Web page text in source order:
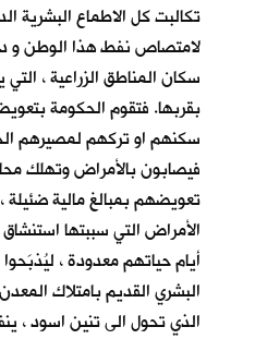
تكالبت كل الاطماع البشرية
لامتصاص نفط هذا الوطن و
سكان المناطق الزراعية ،
بقربها. فتقوم الحكومة
سكنهم او تركهم لمصيرهم
فيصابون بالأمراض وتهلك
تعويضهم بمبالغ مالية
الأمراض التي سببتها
أيام حياتهم معدودة ،
البشري القديم بامتلاك
الذي تحول الى تنين اسود ،